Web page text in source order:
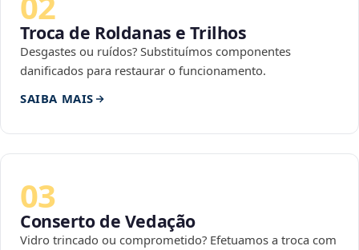
Troca de Roldanas e Trilhos
Desgastes ou ruídos? Substituímos componentes
danificados para restaurar o funcionamento.
SAIBA MAIS
03
Conserto de Vedação
Vidro trincado ou comprometido? Efetuamos a troca com